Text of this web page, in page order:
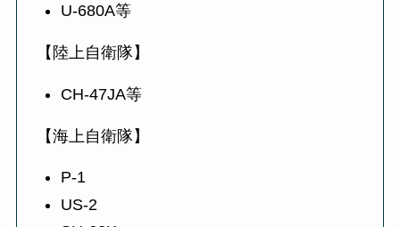
U-680A等
【陸上自衛隊】
CH-47JA等
【海上自衛隊】
P-1
US-2